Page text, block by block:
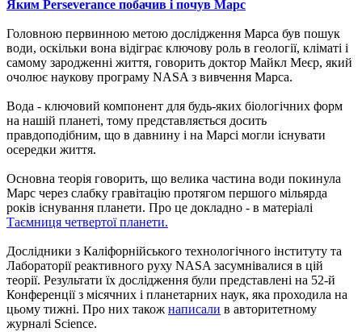
Яким Perseverance побачив і почув Марс
Головною первинною метою дослідження Марса був пошук
води, оскільки вона відіграє ключову роль в геології, кліматі і
самому зародженні життя, говорить доктор Майкл Меєр, який
очолює наукову програму NASA з вивчення Марса.
Вода - ключовий компонент для будь-яких біологічних форм
на нашій планеті, тому представляється досить
правдоподібним, що в давнину і на Марсі могли існувати
осередки життя.
Основна теорія говорить, що велика частина води покинула
Марс через слабку гравітацію протягом першого мільярда
років існування планети. Про це докладно - в матеріалі
Таємниця четвертої планети.
Дослідники з Каліфорнійського технологічного інституту та
Лабораторії реактивного руху NASA засумнівалися в цій
теорії. Результати їх дослідження були представлені на 52-й
Конференції з місячних і планетарних наук, яка проходила на
цьому тижні. Про них також написали в авторитетному
журналі Science.